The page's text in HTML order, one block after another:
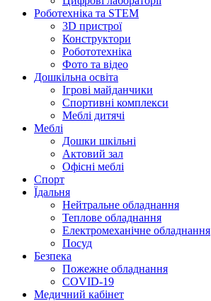
Роботехніка та STEM
3D пристрої
Конструктори
Робототехніка
Фото та відео
Дошкільна освіта
Ігрові майданчики
Спортивні комплекси
Меблі дитячі
Меблі
Дошки шкільні
Актовий зал
Офісні меблі
Спорт
Їдальня
Нейтральне обладнання
Теплове обладнання
Електромеханічне обладнання
Посуд
Безпека
Пожежне обладнання
COVID-19
Медичний кабінет